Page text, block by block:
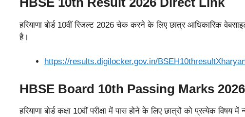
हरियाणा बोर्ड 10वीं रिजल्ट 2026 चेक करने के लिए छात्र आधिकारिक
है।
https://results.digilocker.gov.in/
HBSE Board 10th Passing Marks 2026
हरियाणा बोर्ड कक्षा 10वीं परीक्षा में पास होने के लिए छात्रों को प्रत्येक